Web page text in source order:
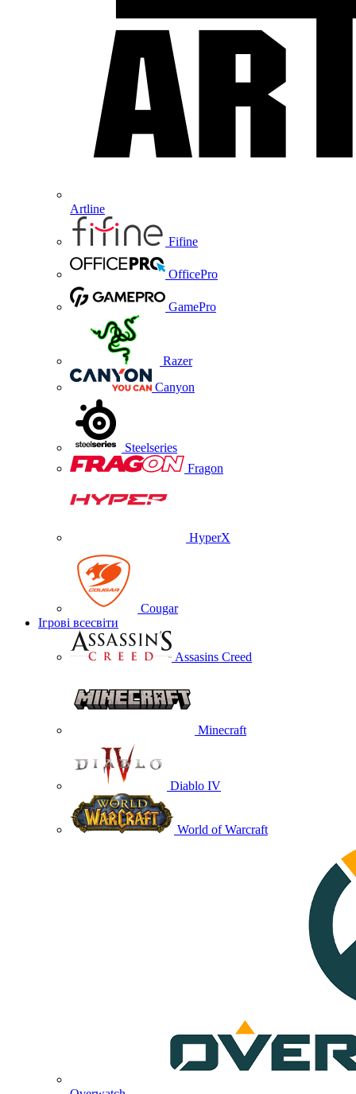
Artline
Fifine
OfficePro
GamePro
Razer
Canyon
Steelseries
Fragon
HyperX
Cougar
Ігрові всесвіти
Assasins Creed
Minecraft
Diablo IV
World of Warcraft